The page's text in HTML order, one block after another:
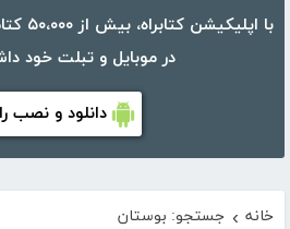
با
در موبایل و تبلت خود
دانلود و نصب
خانه › جستجو: بوستان